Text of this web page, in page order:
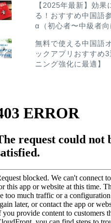
【2025年最新】効果
る！おすすめ中国語
α（初心者〜中級者向
無料で使える中国語
ックアプリおすすめ
ニング強化に最適】